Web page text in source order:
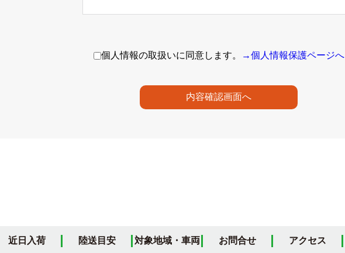
個人情報の取扱いに同意します。 →個人情報保護ページへ
内容確認画面へ
近日入荷 陸送目安 対象地域・車両 お問合せ アクセス